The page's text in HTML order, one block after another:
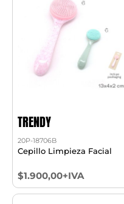
TRENDY
20P-18706B
Cepillo Limpieza Facial
$1.900,00+IVA